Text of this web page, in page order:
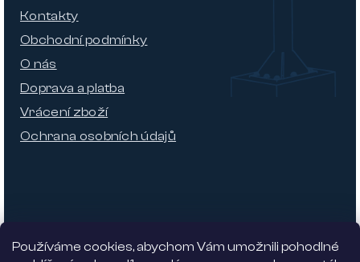
Používáme cookies, abychom Vám umožnili pohodlné
Kontakty
Obchodní podmínky
O nás
Doprava a platba
Vrácení zboží
Ochrana osobních údajů